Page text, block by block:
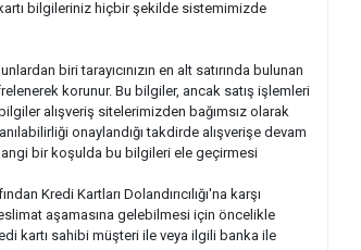
bilgileriniz hiçbir şekilde sistemimizde
biri tarayıcınızın en alt satırında bulunan
korunur. Bu bilgiler, ancak satış işlemleri
alışveriş sitelerimizden bağımsız olarak
onaylandığı takdirde alışverişe devam
bir koşulda bu bilgileri ele geçirmesi
Kredi Kartları Dolandırıcılığı'na karşı
aşamasına gelebilmesi için öncelikle
kartı sahibi müşteri ile veya ilgili banka ile